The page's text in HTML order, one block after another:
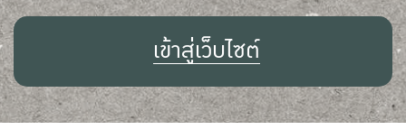
เข้าสู่เว็บไซต์